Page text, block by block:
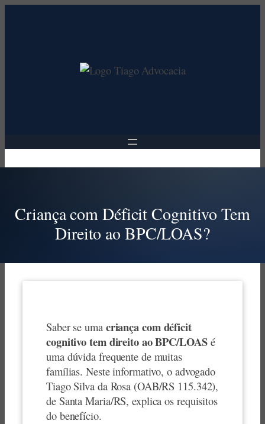
Criança com Déficit Cognitivo Tem
Direito ao BPC/LOAS?
Saber se uma criança com déficit
cognitivo tem direito ao BPC/LOASé
uma dúvida frequente de muitas
famílias. Neste informativo, o advogado
Tiago Silva da Rosa (OAB/RS 115.342),
de Santa Maria/RS, explica os requisitos
do benefício.